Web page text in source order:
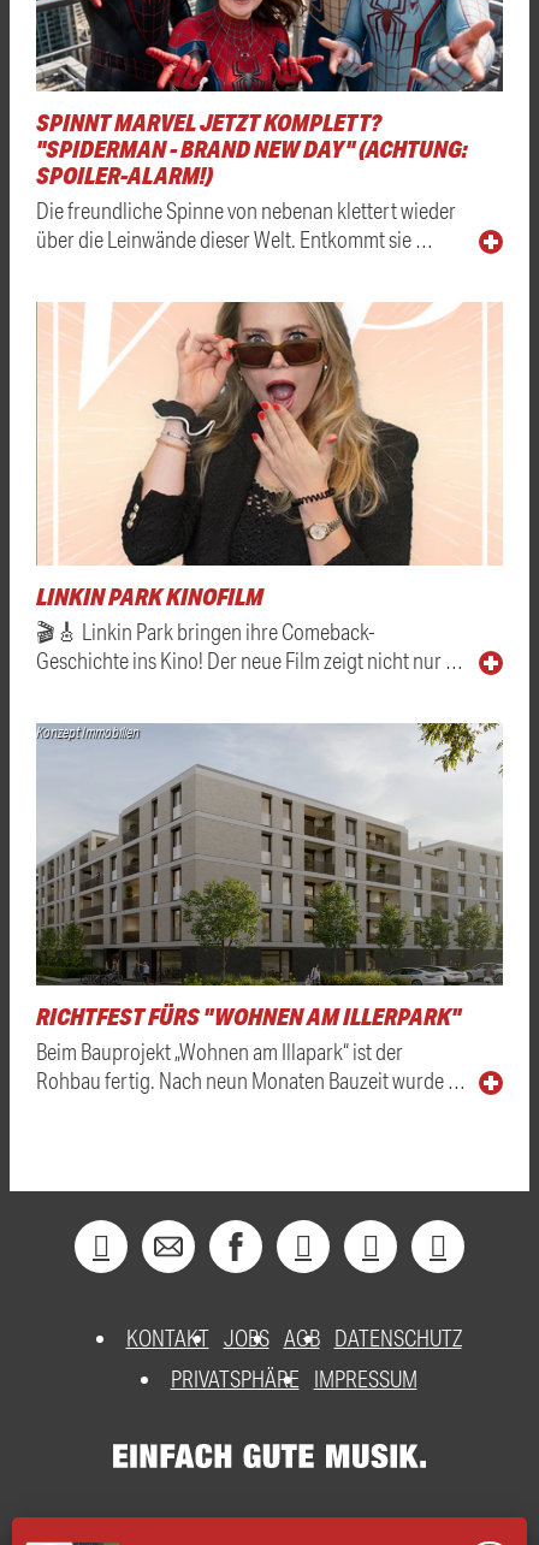
SPINNT MARVEL JETZT KOMPLETT?
"SPIDERMAN - BRAND NEW DAY" (ACHTUNG:
SPOILER-ALARM!)
Die freundliche Spinne von nebenan klettert wieder
über die Leinwände dieser Welt. Entkommt sie …
LINKIN PARK KINOFILM
🎬🎸 Linkin Park bringen ihre Comeback-
Geschichte ins Kino! Der neue Film zeigt nicht nur …
Konzept Immobilien
RICHTFEST FÜRS "WOHNEN AM ILLERPARK"
Beim Bauprojekt „Wohnen am Illapark“ ist der
Rohbau fertig. Nach neun Monaten Bauzeit wurde …
KONTAKT JOBS AGB DATENSCHUTZ
PRIVATSPHÄRE
IMPRESSUM